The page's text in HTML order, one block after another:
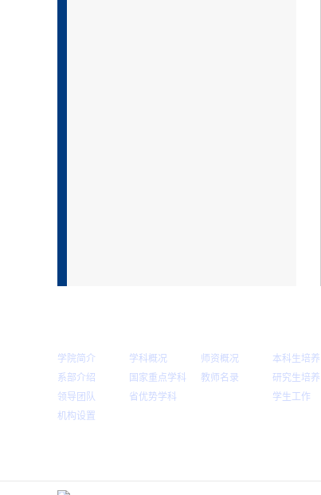
学院简介
系部介绍
领导团队
机构设置
学科概况
国家重点学科
省优势学科
师资概况
教师名录
本科生培养
研究生培养
学生工作